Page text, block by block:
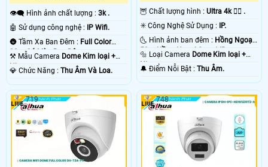
👁️‍🗨 Hình ảnh chất lượng : 3k .
🤖️ Sử dụng công nghệ : IP Wifi.
🌚 Tầm Xa Ban Đêm : Full Color
30m Có Màu Ban Ðêm.
⚒ Mẫu Camera Dome Kim loại +
Nhựa.
️💎 Chức Năng : Thu Âm Và Loa.
🦉 Chất lượng hình :Ultra 4k 👍🏾 .
✳️ Công Nghệ Sử Dụng :
IP.
🌜 Hình ảnh ban đêm : Hồng Ngoại
50m Hồng Ngoại Smart IR.
🔩 Loại Camera Dome Kim loại +
Nhựa.
️🔔 Điểm Nỗi Bật :Thu Âm.
719 748